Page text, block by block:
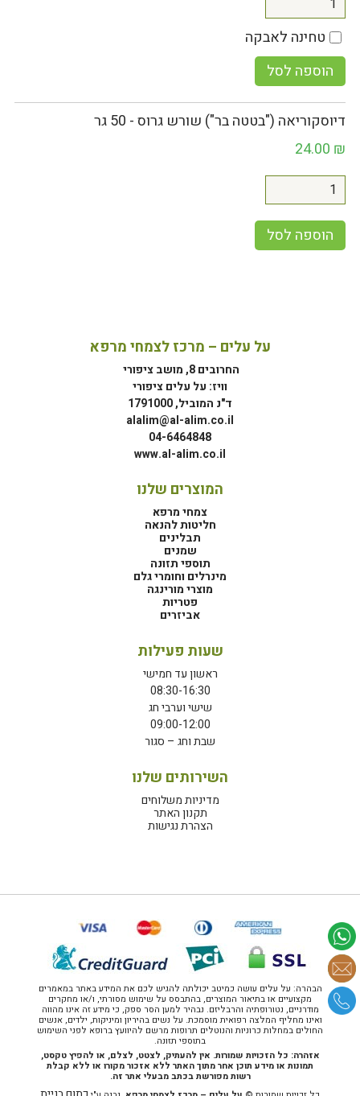
טחינה לאבקה
הוספה לסל
דיוסקוריאה ("בטטה בר") שורש גרוס - 50 גר
24.00 ₪
הוספה לסל
על עלים – מרכז לצמחי מרפא
החרובים 8, מושב ציפורי
וויז: על עלים ציפורי
ד"נ המוביל, 1791000
alalim@al-alim.co.il
04-6464848
www.al-alim.co.il
המוצרים שלנו
צמחי מרפא
חליטות להנאה
תבלינים
שמנים
תוספי תזונה
מינרלים וחומרי גלם
מוצרי מורינגה
פטריות
אביזרים
שעות פעילות
ראשון עד חמישי
08:30-16:30
שישי וערבי חג
09:00-12:00
שבת וחג – סגור
השירותים שלנו
מדיניות משלוחים
תקנון האתר
הצהרת נגישות
הבהרה: על עלים עושה כמיטב יכולתה להגיש לכם את המידע באתר במאמרים
מקצועיים או בתיאור המוצרים, בהתבסס על שימוש מסורתי, ו/או מחקרים
מודרניים, נטורופתיה והרבליזם. נבהיר למען הסר ספק, כי מידע זה אינו מהווה
ואינו מחליף המלצה רפואית מוסמכת. על נשים בהיריון ומיניקות, ילדים, אנשים
החולים במחלות כרוניות והנוטלים תרופות מרשם להיוועץ ברופא לפני השימוש
בתוספי תזונה.
אזהרה: כל הזכויות שמורות. אין להעתיק, לצטט, לצלם, או להפיץ טקסט,
תמונות או מידע תוכן אחר מתוך האתר ללא אזכור מקורו או ללא קבלת
רשות מפורשת בכתב מבעלי אתר זה.